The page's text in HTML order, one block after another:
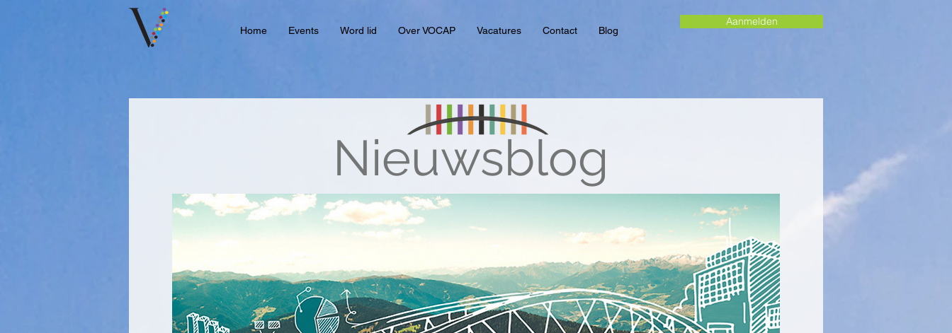
Home Events Word lid Over VOCAP Vacatures Contact Blog
Aanmelden
Nieuwsblog